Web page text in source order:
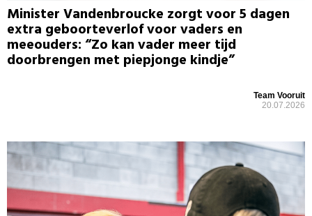
Minister Vandenbroucke zorgt voor 5 dagen
extra geboorteverlof voor vaders en
meeouders: “Zo kan vader meer tijd
doorbrengen met piepjonge kindje”
Team Vooruit
20.07.2026